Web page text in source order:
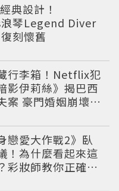
典設計！
琴Legend Diver
刻懷舊
行李箱！Netflix犯
影伊莉絲》揭巴西
案 豪門婚姻崩壞釀
戀愛大作戰2》臥
！為什麼看起來這
彩妝師教你正確畫